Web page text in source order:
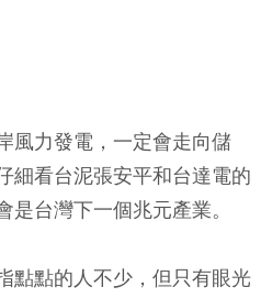
風力發電，一定會走向儲
細看台泥張安平和台達電的
台灣下一個兆元產業。
點點的人不少，但只有眼光